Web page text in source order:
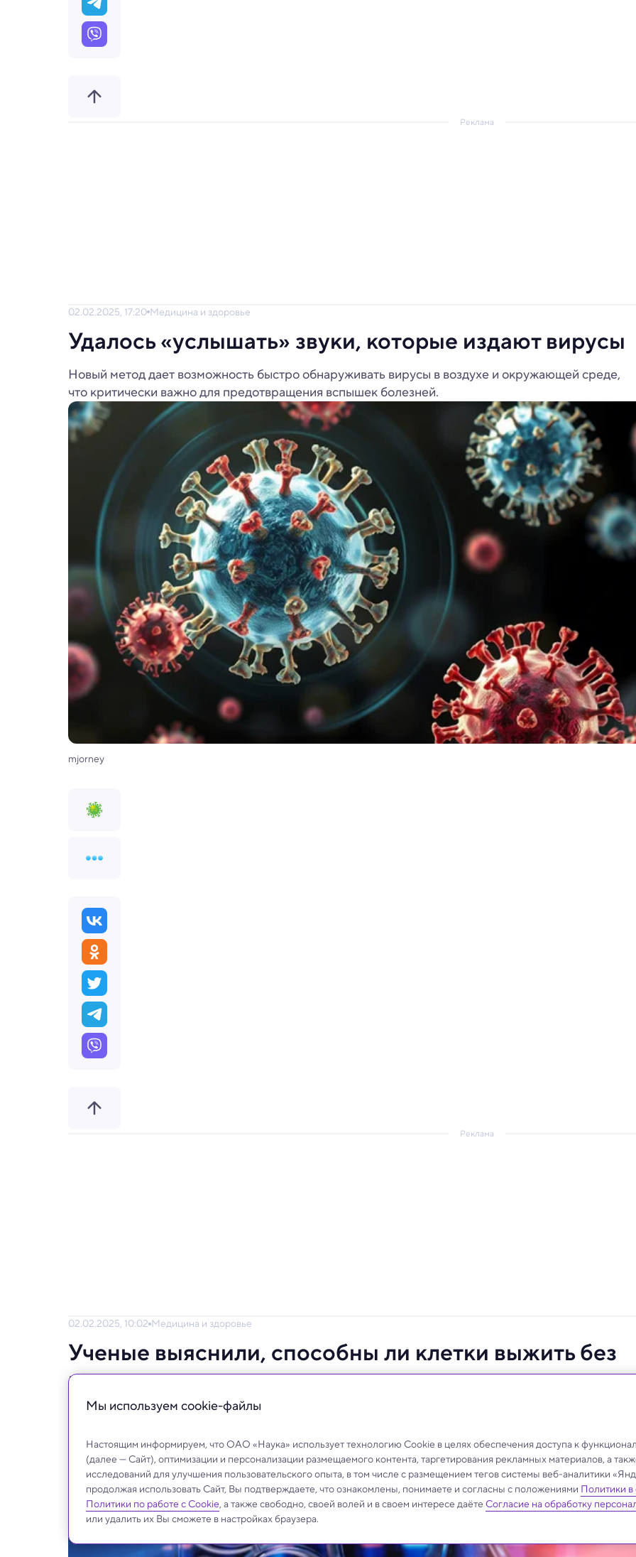
Реклама
02.02.2025, 17:20 Медицина и здоровье
Удалось «услышать» звуки, которые издают вирусы
Новый метод дает возможность быстро обнаруживать вирусы в воздухе и окружающей среде,
что критически важно для предотвращения вспышек болезней.
mjorney
Реклама
02.02.2025, 10:02 Медицина и здоровье
Ученые выяснили, способны ли клетки выжить без
важных генов
Для создания экспериментальных версий человеческих геномов использовали метод CRISPR.
Мы используем сookie-файлы
Настоящим информируем, что ОАО «Наука» использует технологию Cookie в целях обеспечения доступа к
(далее — Сайт), оптимизации и персонализации размещаемого контента, таргетирования рекламных материалов, а
исследований для улучшения пользовательского опыта, в том числе с размещением тегов системы веб-аналитики
продолжая использовать Сайт, Вы подтверждаете, что ознакомлены, понимаете и согласны с положениями Политики
Политики по работе с Cookie, а также свободно, своей волей и в своем интересе даёте Согласие на обработку
или удалить их Вы сможете в настройках браузера.